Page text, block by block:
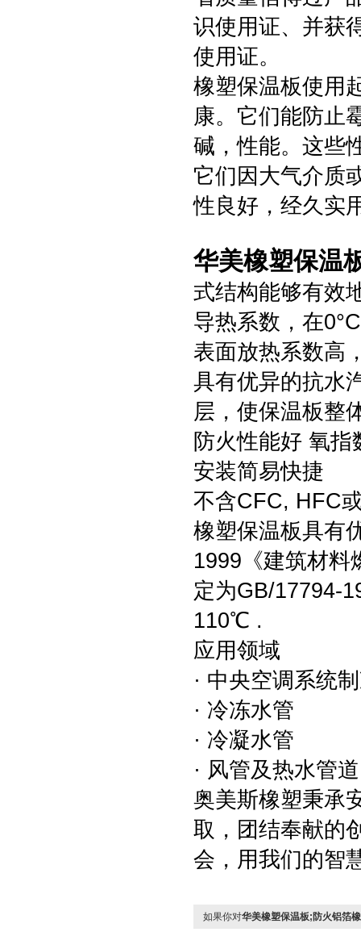
识使用证、并获
使用证。
橡塑保温板使用
康。它们能防止
碱，性能。这些
它们因大气介质
性良好，经久实
华美橡塑保温
式结构能够有效
导热系数，在
表面放热系数高
具有优异的抗水
层，使保温板整
防火性能好 氧指
安装简易快捷
不含CFC, HFC
橡塑保温板具有
1999《建筑材料
定为GB/17794-
110℃ .
应用领域
· 中央空调系统
· 冷冻水管
· 冷凝水管
· 风管及热水管道
奥美斯橡塑秉承
取，团结奉献的
会，用我们的智
如果你对华美橡塑保温板;防火铝箔